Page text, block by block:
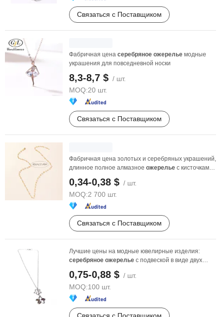
Связаться с Поставщиком
Фабричная цена серебряное ожерелье модные
украшения для повседневной носки
8,3-8,7 $ / шт.
MOQ:20 шт.
Связаться с Поставщиком
Фабричная цена золотых и серебряных украшений,
длинное полное алмазное ожерелье с кисточками
0,34-0,38 $ / шт.
MOQ:2 700 шт.
Связаться с Поставщиком
Лучшие цены на модные ювелирные изделия:
серебряное ожерелье с подвеской в виде двух
0,75-0,88 $ / шт.
MOQ:100 шт.